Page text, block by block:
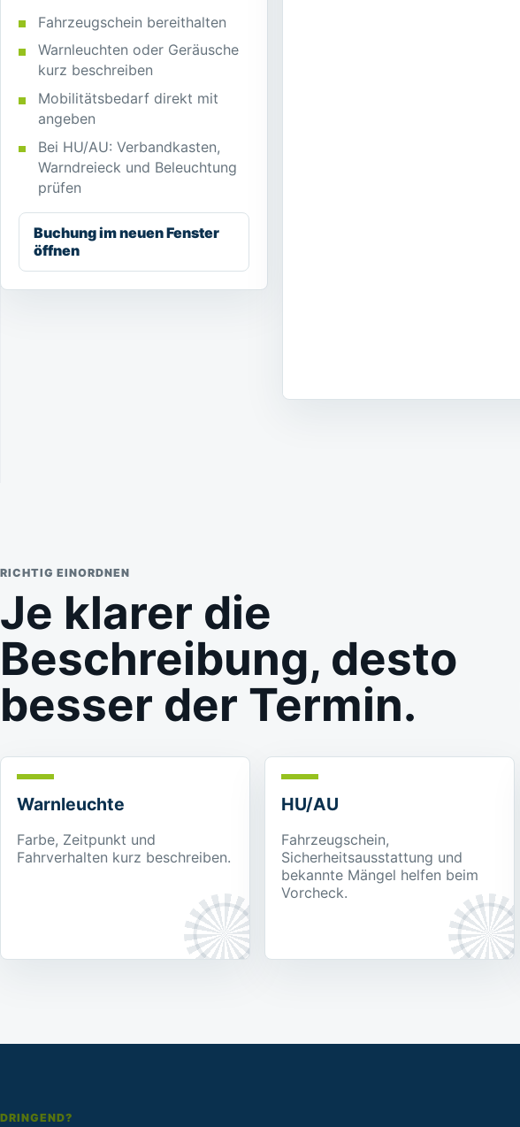
Fahrzeugschein bereithalten
Warnleuchten oder Geräusche
kurz beschreiben
Mobilitätsbedarf direkt mit
angeben
Bei HU/AU: Verbandkasten,
Warndreieck und Beleuchtung
prüfen
Buchung im neuen Fenster
öffnen
RICHTIG EINORDNEN
Je klarer die
Beschreibung, desto
besser der Termin.
Warnleuchte
Farbe, Zeitpunkt und
Fahrverhalten kurz beschreiben.
HU/AU
Fahrzeugschein,
Sicherheitsausstattung und
bekannte Mängel helfen beim
Vorcheck.
DRINGEND?